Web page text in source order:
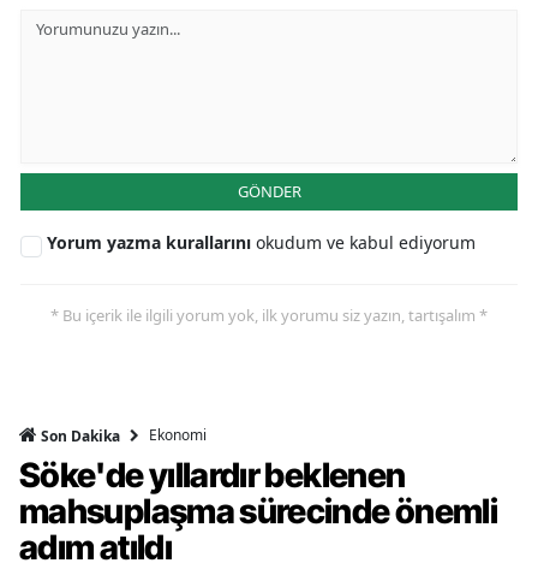
GÖNDER
Yorum yazma kurallarını okudum ve kabul ediyorum
* Bu içerik ile ilgili yorum yok, ilk yorumu siz yazın, tartışalım *
Son Dakika Ekonomi
Söke'de yıllardır beklenen
mahsuplaşma sürecinde önemli
adım atıldı